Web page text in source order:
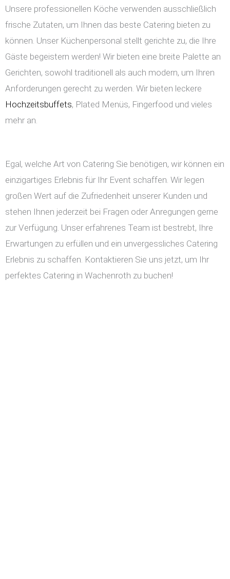
Unsere professionellen Köche verwenden ausschließlich
frische Zutaten, um Ihnen das beste Catering bieten zu
können. Unser Küchenpersonal stellt gerichte zu, die Ihre
Gäste begeistern werden! Wir bieten eine breite Palette an
Gerichten, sowohl traditionell als auch modern, um Ihren
Anforderungen gerecht zu werden. Wir bieten leckere
Hochzeitsbuffets, Plated Menüs, Fingerfood und vieles
mehr an.
Egal, welche Art von Catering Sie benötigen, wir können ein
einzigartiges Erlebnis für Ihr Event schaffen. Wir legen
großen Wert auf die Zufriedenheit unserer Kunden und
stehen Ihnen jederzeit bei Fragen oder Anregungen gerne
zur Verfügung. Unser erfahrenes Team ist bestrebt, Ihre
Erwartungen zu erfüllen und ein unvergessliches Catering
Erlebnis zu schaffen. Kontaktieren Sie uns jetzt, um Ihr
perfektes Catering in Wachenroth zu buchen!